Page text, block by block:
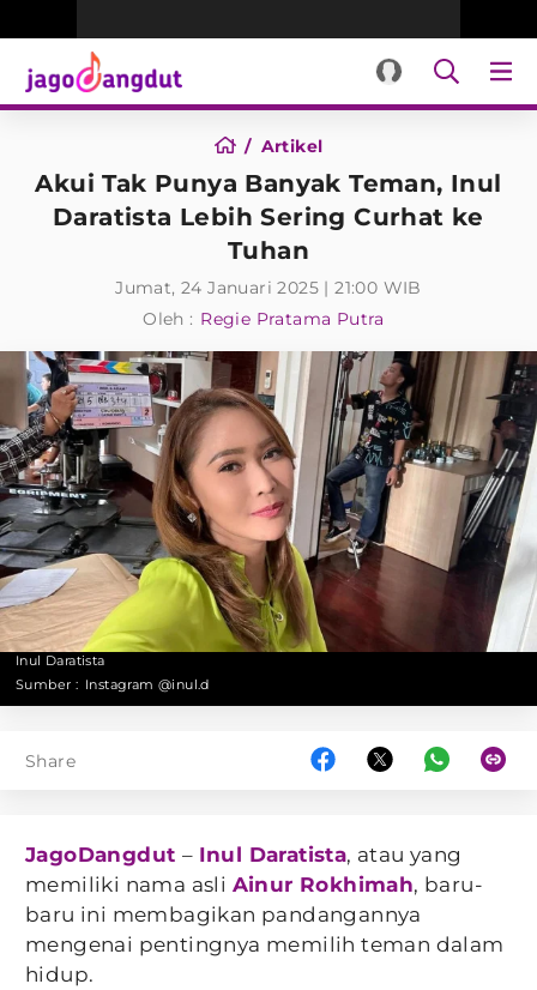
Artikel
Akui Tak Punya Banyak Teman, Inul
Daratista Lebih Sering Curhat ke
Tuhan
Jumat, 24 Januari 2025 | 21:00 WIB
Oleh : Regie Pratama Putra
Inul Daratista
Sumber : Instagram @inul.d
Share
JagoDangdut – Inul Daratista, atau yang
memiliki nama asli Ainur Rokhimah, baru-
baru ini membagikan pandangannya
mengenai pentingnya memilih teman dalam
hidup.